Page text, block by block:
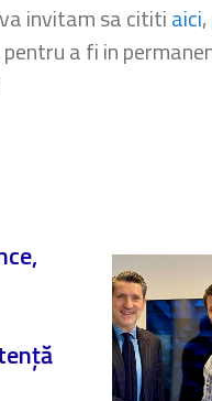
invitam sa cititiaici
a fi in